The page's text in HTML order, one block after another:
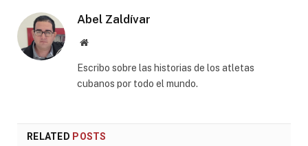
Abel Zaldívar
Website
Escribo sobre las historias de los atletas
cubanos por todo el mundo.
RELATED POSTS